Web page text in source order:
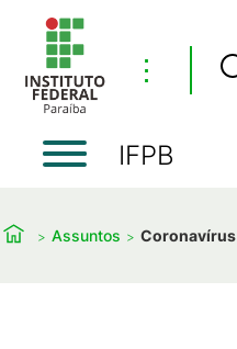
⋮
IFPB
Assuntos Coronavírus